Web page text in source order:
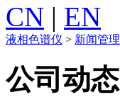
CN | EN
液相色谱仪 > 新闻管理
公司动态